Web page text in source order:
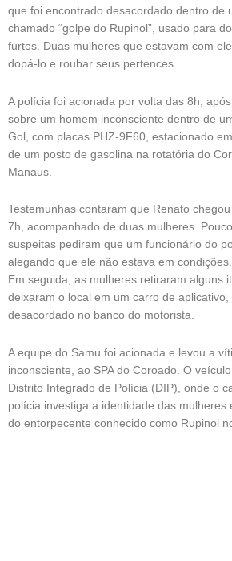
que foi encontrado desacordado dentro de
chamado “golpe do Rupinol”, usado para
furtos. Duas mulheres que estavam com
dopá-lo e roubar seus pertences.
A polícia foi acionada por volta das 8h,
sobre um homem inconsciente dentro de
Gol, com placas PHZ-9F60, estacionado
de um posto de gasolina na rotatória do
Manaus.
Testemunhas contaram que Renato
7h, acompanhado de duas mulheres.
suspeitas pediram que um funcionário do
alegando que ele não estava em
Em seguida, as mulheres retiraram alguns
deixaram o local em um carro de
desacordado no banco do motorista.
A equipe do Samu foi acionada e levou a
inconsciente, ao SPA do Coroado. O
Distrito Integrado de Polícia (DIP), onde o
polícia investiga a identidade das mulheres
do entorpecente conhecido como Rupinol